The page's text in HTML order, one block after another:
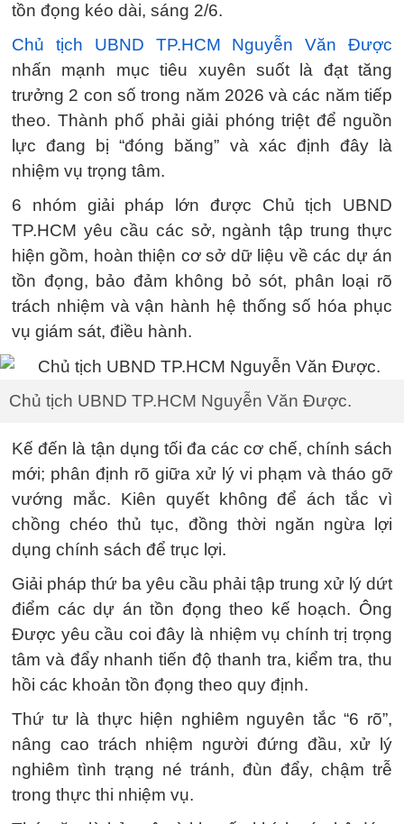
tồn đọng kéo dài, sáng 2/6.
Chủ tịch UBND TP.HCM Nguyễn Văn Được
nhấn mạnh mục tiêu xuyên suốt là đạt tăng
trưởng 2 con số trong năm 2026 và các năm tiếp
theo. Thành phố phải giải phóng triệt để nguồn
lực đang bị “đóng băng” và xác định đây là
nhiệm vụ trọng tâm.
6 nhóm giải pháp lớn được Chủ tịch UBND
TP.HCM yêu cầu các sở, ngành tập trung thực
hiện gồm, hoàn thiện cơ sở dữ liệu về các dự án
tồn đọng, bảo đảm không bỏ sót, phân loại rõ
trách nhiệm và vận hành hệ thống số hóa phục
vụ giám sát, điều hành.
Chủ tịch UBND TP.HCM Nguyễn Văn Được.
Kế đến là tận dụng tối đa các cơ chế, chính sách
mới; phân định rõ giữa xử lý vi phạm và tháo gỡ
vướng mắc. Kiên quyết không để ách tắc vì
chồng chéo thủ tục, đồng thời ngăn ngừa lợi
dụng chính sách để trục lợi.
Giải pháp thứ ba yêu cầu phải tập trung xử lý dứt
điểm các dự án tồn đọng theo kế hoạch. Ông
Được yêu cầu coi đây là nhiệm vụ chính trị trọng
tâm và đẩy nhanh tiến độ thanh tra, kiểm tra, thu
hồi các khoản tồn đọng theo quy định.
Thứ tư là thực hiện nghiêm nguyên tắc “6 rõ”,
nâng cao trách nhiệm người đứng đầu, xử lý
nghiêm tình trạng né tránh, đùn đẩy, chậm trễ
trong thực thi nhiệm vụ.